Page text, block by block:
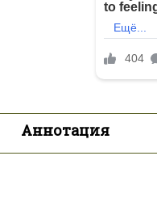
Аннотация